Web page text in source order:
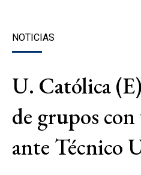
NOTICIAS
U. Católica
de grupos
ante Técnico